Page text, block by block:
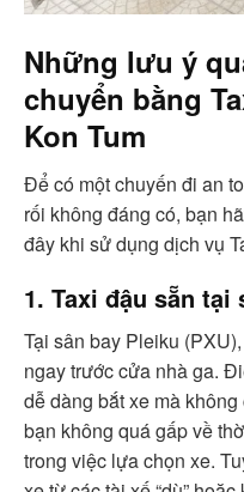
Những lưu ý
chuyển bằng
Kon Tum
Để có một chuyến đi an
rối không đáng có, bạn
đây khi sử dụng dịch vụ
1. Taxi đậu sẵn tại
Tại sân bay Pleiku
ngay trước cửa nhà ga.
dễ dàng bắt xe mà
bạn không quá gấp về
trong việc lựa chọn xe.